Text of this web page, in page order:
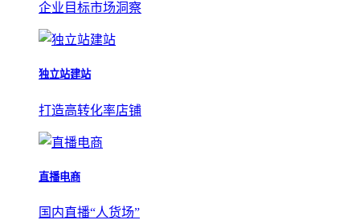
企业目标市场洞察
独立站建站
打造高转化率店铺
直播电商
国内直播“人货场”